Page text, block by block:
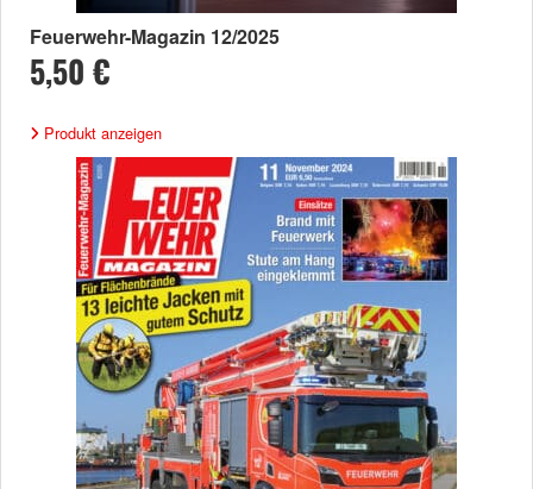
Feuerwehr-Magazin 12/2025
5,50 €
Produkt anzeigen